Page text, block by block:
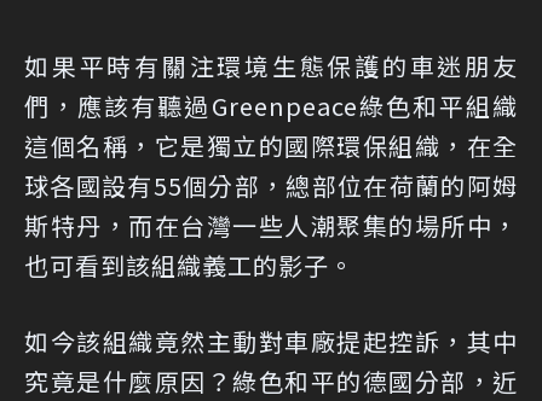
如果平時有關注環境生態保護的車迷朋友
們，應該有聽過Greenpeace綠色和平組織
這個名稱，它是獨立的國際環保組織，在全
球各國設有55個分部，總部位在荷蘭的阿姆
斯特丹，而在台灣一些人潮聚集的場所中，
也可看到該組織義工的影子。
如今該組織竟然主動對車廠提起控訴，其中
究竟是什麼原因？綠色和平的德國分部，近